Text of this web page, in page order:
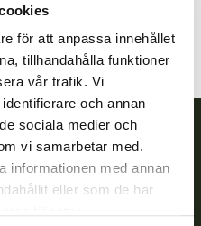
för att anpassa innehållet
tillhandahålla funktioner
vår trafik. Vi
och annan
sociala medier och
vi samarbetar med.
informationen med annan
eller som de har